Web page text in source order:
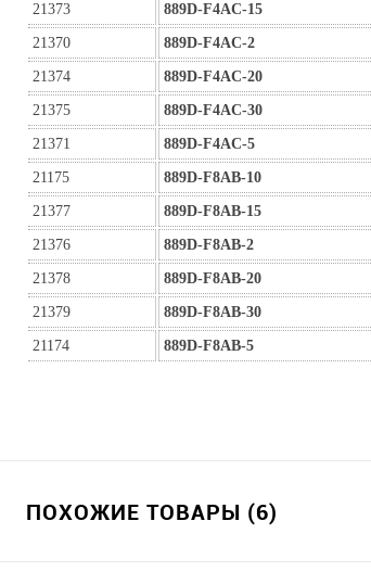
21373 889D-F4AC-15
21370 889D-F4AC-2
21374 889D-F4AC-20
21375 889D-F4AC-30
21371 889D-F4AC-5
21175 889D-F8AB-10
21377 889D-F8AB-15
21376 889D-F8AB-2
21378 889D-F8AB-20
21379 889D-F8AB-30
21174 889D-F8AB-5
ПОХОЖИЕ ТОВАРЫ (6)